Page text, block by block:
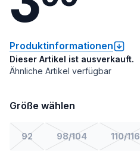
Produktinformationen
Dieser Artikel ist ausverkauft.
Ähnliche Artikel verfügbar
Größe wählen
92 98/104 110/116